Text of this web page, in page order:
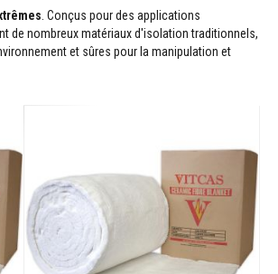
. Conçus pour des applications
de nombreux matériaux d'isolation traditionnels,
et sûres pour la manipulation et